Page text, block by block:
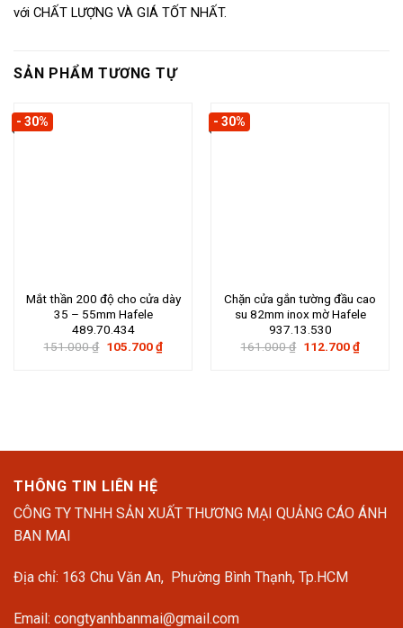
với CHẤT LƯỢNG VÀ GIÁ TỐT NHẤT.
SẢN PHẨM TƯƠNG TỰ
- 30%
Mắt thần 200 độ cho cửa dày
35 – 55mm Hafele
489.70.434
151.000₫ Giá
105.700₫Giá
hiện
- 30%
Chặn cửa gắn tường đầu cao
su 82mm inox mờ Hafele
937.13.530
161.000₫ Giá
112.700₫Giá
hiện
THÔNG TIN LIÊN HỆ
CÔNG TY TNHH SẢN XUẤT THƯƠNG MẠI QUẢNG CÁO ÁNH
BAN MAI
Địa chỉ: 163 Chu Văn An, Phường Bình Thạnh, Tp.HCM
Email: congtyanhbanmai@gmail.com